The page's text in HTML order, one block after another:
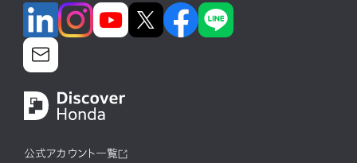
公式アカウント一覧